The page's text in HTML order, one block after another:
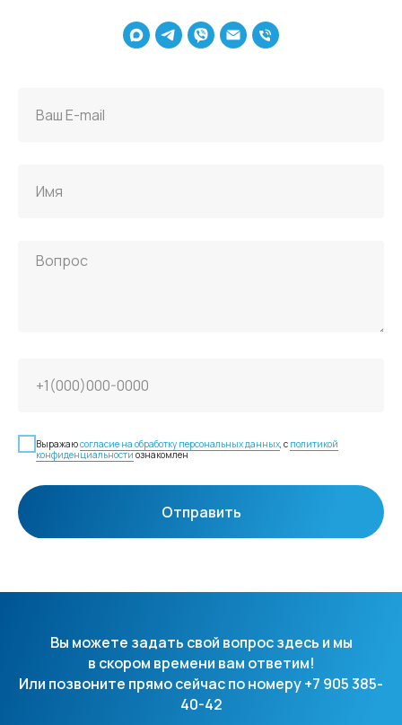
Выражаюсогласие на обработку персональных данных , с политикой
конфиденциальностиознакомлен
Отправить
Вы можете задать свой вопрос здесь и мы
в скором времени вам ответим!
Или позвоните прямо сейчас по номеру +7 905 385-
40-42